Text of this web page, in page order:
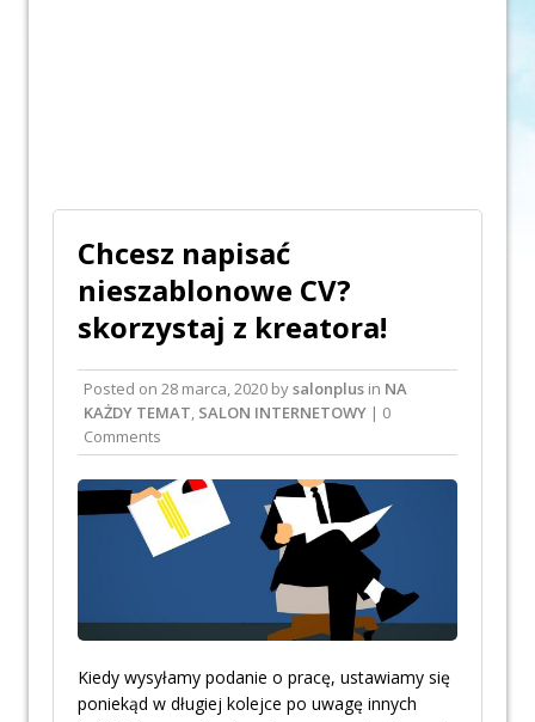
Chcesz napisać
nieszablonowe CV?
skorzystaj z kreatora!
Posted on 28 marca, 2020 bysalonplus in NA
KAŻDY TEMAT, SALON INTERNETOWY | 0
Comments
Kiedy wysyłamy podanie o pracę, ustawiamy się
poniekąd w długiej kolejce po uwagę innych